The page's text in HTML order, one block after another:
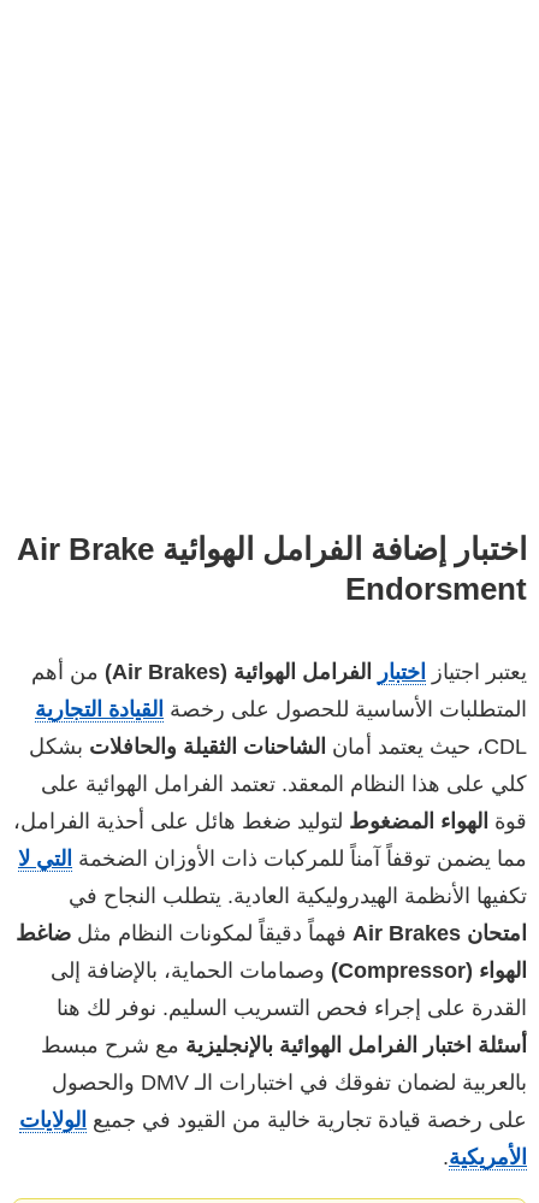
اختبار إضافة الفرامل الهوائية Air Brake
Endorsment
يعتبر اجتياز اختبار الفرامل الهوائية (Air Brakes)
من أهم
المتطلبات الأساسية للحصول على رخصة القيادة التجارية
CDL، حيث يعتمد أمان
الشاحنات الثقيلة والحافلات بشكل
كلي على هذا النظام المعقد. تعتمد الفرامل الهوائية على
قوة الهواء المضغوط لتوليد ضغط هائل على أحذية الفرامل،
مما يضمن توقفاً آمناً للمركبات ذات الأوزان الضخمة التي لا
تكفيها الأنظمة الهيدروليكية العادية. يتطلب النجاح في
امتحان Air Brakes
فهماً دقيقاً لمكونات النظام مثل ضاغط
الهواء (Compressor)
وصمامات الحماية، بالإضافة إلى
القدرة على إجراء فحص التسريب السليم. نوفر لك هنا
أسئلة اختبار الفرامل الهوائية بالإنجليزية مع شرح مبسط
بالعربية لضمان تفوقك في اختبارات الـ DMV والحصول
على رخصة قيادة تجارية خالية من القيود في جميع الولايات
الأمريكية.